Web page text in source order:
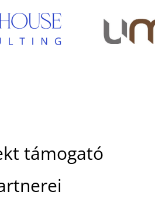
támogató